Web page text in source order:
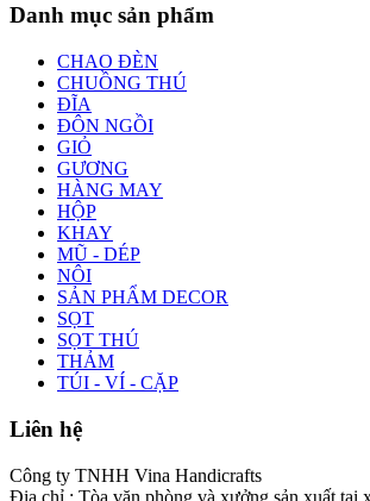
Danh mục sản phẩm
CHAO ĐÈN
CHUỒNG THÚ
ĐĨA
ĐÔN NGỒI
GIỎ
GƯƠNG
HÀNG MAY
HỘP
KHAY
MŨ - DÉP
NÔI
SẢN PHẨM DECOR
SỌT
SỌT THÚ
THẢM
TÚI - VÍ - CẶP
Liên hệ
Công ty TNHH Vina Handicrafts
Địa chỉ : Tòa văn phòng và xưởng sản xuất